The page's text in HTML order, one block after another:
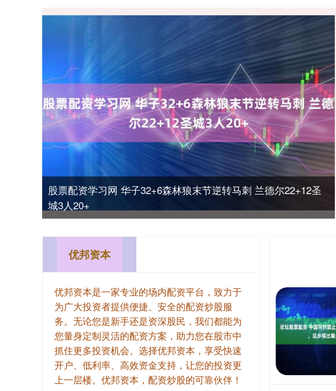
股票配资学习网 华子32+6森林狼末节逆转马刺 兰德尔22+12圣
城3人20+
优邦资本
优邦资本是一家专业的场内配资平台，致力于
为广大投资者提供便捷、安全的配资炒股服
务。无论您是新手还是资深股民，我们都能为
您量身定制灵活的配资方案，助力您在股市中
抓住更多投资机会。选择优邦资本，享受快速
开户、低利率、高效资金支持，让您的投资更
上一层楼。优邦资本，配资炒股的可靠伙伴！